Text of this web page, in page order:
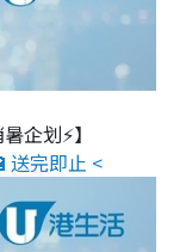
企划⚡】
送完即止 <